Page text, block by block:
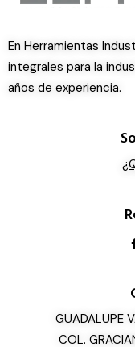
En Herramientas
integrales para la
años de experiencia.
GUADALUPE
COL.